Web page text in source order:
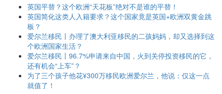
英国平替？这个欧洲“天花板”绝对不是谁的平替！
英国简化这类人入籍要求？这个国家竟是英国+欧洲双黄金跳
板？
爱尔兰移民丨办理了澳大利亚移民的二孩妈妈，却又选择到这
个欧洲国家生活？
爱尔兰移民丨96.7%申请来自中国，火到关停投资移民的它，
还有机会“上车”？
为了三个孩子他花¥300万移民欧洲爱尔兰，他说：仅这一点
就值了！